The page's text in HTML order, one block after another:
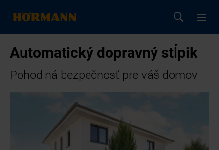
Automatický dopravný stĺpik
Pohodlná bezpečnosť pre váš domov